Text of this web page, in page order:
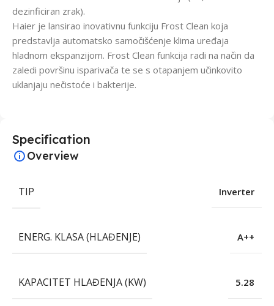
dezinficiran zrak).
Haier je lansirao inovativnu funkciju Frost Clean koja
predstavlja automatsko samočišćenje klima uređaja
hladnom ekspanzijom. Frost Clean funkcija radi na način da
zaledi površinu isparivača te se s otapanjem učinkovito
uklanjaju nečistoće i bakterije.
Specification
Overview
TIP Inverter
ENERG. KLASA (HLAĐENJE) A++
KAPACITET HLAĐENJA (KW) 5.28